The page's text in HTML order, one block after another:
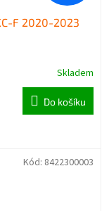
F 2020-2023
Skladem
Do košíku
Kód: 8422300003